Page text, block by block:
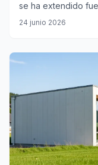
se ha extendido
condiciones
24 junio 2026